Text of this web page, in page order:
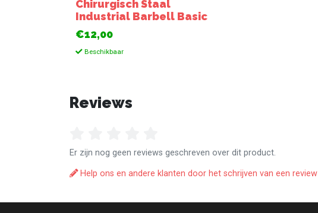
Chirurgisch Staal
Industrial Barbell Basic
€12,00
Beschikbaar
Reviews
Er zijn nog geen reviews geschreven over dit product.
Help ons en andere klanten door het schrijven van een review